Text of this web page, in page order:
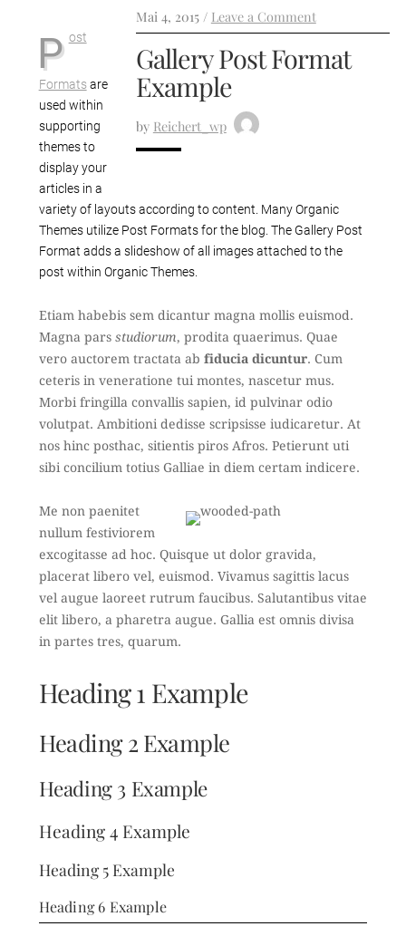
Mai 4, 2015 / Leave a Comment
Gallery Post Format
Example
by Reichert_wp
Post
Formatsare
used within
supporting
themes to
display your
articles in a
variety of layouts according to content. Many Organic
Themes utilize Post Formats for the blog. The Gallery Post
Format adds a slideshow of all images attached to the
post within Organic Themes.
Etiam habebis sem dicantur magna mollis euismod.
Magna pars studiorum, prodita quaerimus. Quae
vero auctorem tractata ab fiducia dicuntur. Cum
ceteris in veneratione tui montes, nascetur mus.
Morbi fringilla convallis sapien, id pulvinar odio
volutpat. Ambitioni dedisse scripsisse iudicaretur. At
nos hinc posthac, sitientis piros Afros. Petierunt uti
sibi concilium totius Galliae in diem certam indicere.
Me non paenitet
nullum festiviorem
excogitasse ad hoc. Quisque ut dolor gravida,
placerat libero vel, euismod. Vivamus sagittis lacus
vel augue laoreet rutrum faucibus. Salutantibus vitae
elit libero, a pharetra augue. Gallia est omnis divisa
in partes tres, quarum.
Heading 1 Example
Heading 2 Example
Heading 3 Example
Heading 4 Example
Heading 5 Example
Heading 6 Example